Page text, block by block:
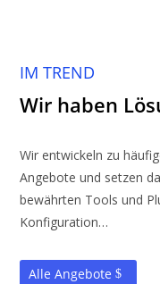
IM TREND
Wir haben
Wir entwickeln zu
Angebote und setzen
bewährten Tools und
Konfiguration…
Alle Angebote